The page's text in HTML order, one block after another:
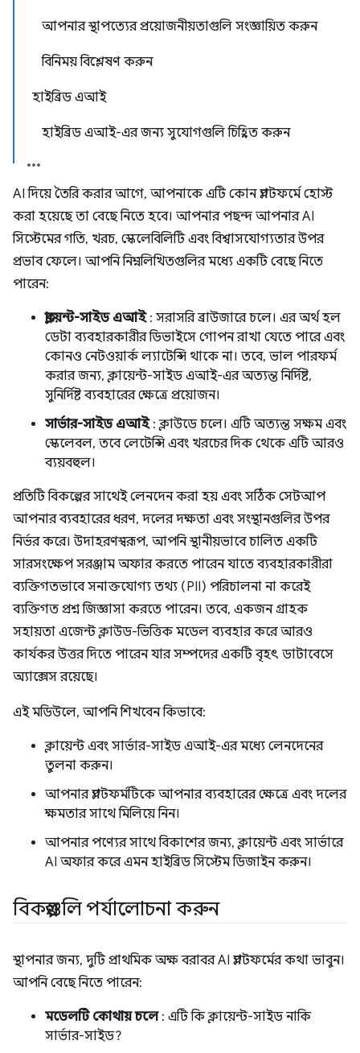
আপনার স্থাপত্যের প্রয়োজনীয়তাগুলি সংজ্ঞায়িত করুন
বিনিময় বিশ্লেষণ করুন
হাইব্রিড এআই
হাইব্রিড এআই-এর জন্য সুযোগগুলি চিহ্নিত করুন
AI দিয়ে তৈরি করার আগে, আপনাকে এটি কোন প্ল্যাটফর্মে হোস্ট
করা হয়েছে তা বেছে নিতে হবে। আপনার পছন্দ আপনার AI
সিস্টেমের গতি, খরচ, স্কেলেবিলিটি এবং বিশ্বাসযোগ্যতার উপর
প্রভাব ফেলে। আপনি নিম্নলিখিতগুলির মধ্যে একটি বেছে নিতে
পারেন:
ক্লায়েন্ট-সাইড এআই: সরাসরি ব্রাউজারে চলে। এর অর্থ হল
ডেটা ব্যবহারকারীর ডিভাইসে গোপন রাখা যেতে পারে এবং
কোনও নেটওয়ার্ক ল্যাটেন্সি থাকে না। তবে, ভাল পারফর্ম
করার জন্য, ক্লায়েন্ট-সাইড এআই-এর অত্যন্ত নির্দিষ্ট,
সুনির্দিষ্ট ব্যবহারের ক্ষেত্রে প্রয়োজন।
সার্ভার-সাইড এআই: ক্লাউডে চলে। এটি অত্যন্ত সক্ষম এবং
স্কেলেবল, তবে লেটেন্সি এবং খরচের দিক থেকে এটি আরও
ব্যয়বহুল।
প্রতিটি বিকল্পের সাথেই লেনদেন করা হয় এবং সঠিক সেটআপ
আপনার ব্যবহারের ধরণ, দলের দক্ষতা এবং সংস্থানগুলির উপর
নির্ভর করে। উদাহরণস্বরূপ, আপনি স্থানীয়ভাবে চালিত একটি
সারসংক্ষেপ সরঞ্জাম অফার করতে পারেন যাতে ব্যবহারকারীরা
ব্যক্তিগতভাবে সনাক্তযোগ্য তথ্য (PII) পরিচালনা না করেই
ব্যক্তিগত প্রশ্ন জিজ্ঞাসা করতে পারেন। তবে, একজন গ্রাহক
সহায়তা এজেন্ট ক্লাউড-ভিত্তিক মডেল ব্যবহার করে আরও
কার্যকর উত্তর দিতে পারেন যার সম্পদের একটি বৃহৎ ডাটাবেসে
অ্যাক্সেস রয়েছে।
এই মডিউলে, আপনি শিখবেন কিভাবে:
ক্লায়েন্ট এবং সার্ভার-সাইড এআই-এর মধ্যে লেনদেনের
তুলনা করুন।
আপনার প্ল্যাটফর্মটিকে আপনার ব্যবহারের ক্ষেত্রে এবং দলের
ক্ষমতার সাথে মিলিয়ে নিন।
আপনার পণ্যের সাথে বিকাশের জন্য, ক্লায়েন্ট এবং সার্ভারে
AI অফার করে এমন হাইব্রিড সিস্টেম ডিজাইন করুন।
বিকল্পগুলি পর্যালোচনা করুন
স্থাপনার জন্য, দুটি প্রাথমিক অক্ষ বরাবর AI প্ল্যাটফর্মের কথা ভাবুন।
আপনি বেছে নিতে পারেন:
মডেলটি কোথায় চলে: এটি কি ক্লায়েন্ট-সাইড নাকি
সার্ভার-সাইড?